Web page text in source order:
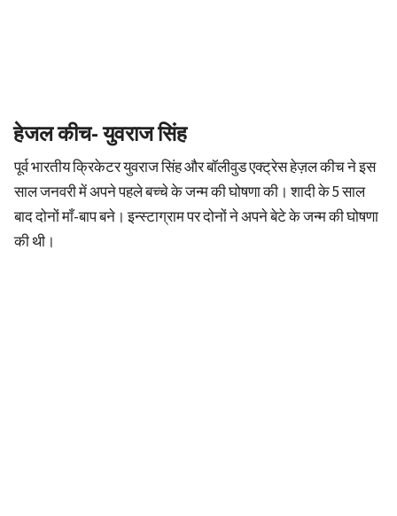
हेजल कीच- युवराज सिंह
पूर्व भारतीय क्रिकेटर युवराज सिंह और बॉलीवुड एक्ट्रेस हेज़ल कीच ने इस
साल जनवरी में अपने पहले बच्चे के जन्म की घोषणा की। शादी के 5 साल
बाद दोनों माँ-बाप बने। इन्स्टाग्राम पर दोनों ने अपने बेटे के जन्म की घोषणा
की थी।